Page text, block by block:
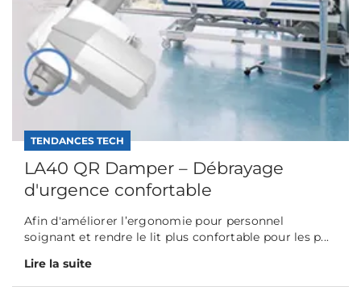
TENDANCES TECH
LA40 QR Damper – Débrayage
d'urgence confortable
Afin d'améliorer l’ergonomie pour personnel
soignant et rendre le lit plus confortable pour les p...
Lire la suite